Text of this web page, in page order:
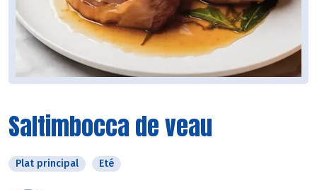
Saltimbocca de veau
Plat principal Eté